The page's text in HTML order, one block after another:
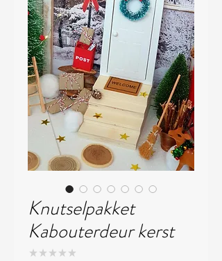
Knutselpakket
Kabouterdeur kerst
★ ★ ★ ★ ★